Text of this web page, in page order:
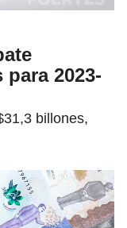
2023-
billones,